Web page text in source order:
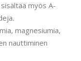
myös A-
magnesiumia,
nauttiminen